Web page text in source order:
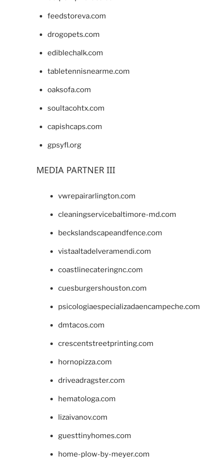
feedstoreva.com
drogopets.com
ediblechalk.com
tabletennisnearme.com
oaksofa.com
soultacohtx.com
capishcaps.com
gpsyfl.org
MEDIA PARTNER III
vwrepairarlington.com
cleaningservicebaltimore-md.com
beckslandscapeandfence.com
vistaaltadelveramendi.com
coastlinecateringnc.com
cuesburgershouston.com
psicologiaespecializadaencampeche.com
dmtacos.com
crescentstreetprinting.com
hornopizza.com
driveadragster.com
hematologa.com
lizaivanov.com
guesttinyhomes.com
home-plow-by-meyer.com